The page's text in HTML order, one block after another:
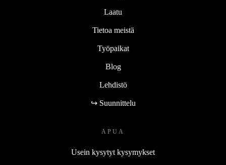
Laatu
Tietoa meistä
Työpaikat
Blog
Lehdistö
↪ Suunnittelu
APUA
Usein kysytyt kysymykset